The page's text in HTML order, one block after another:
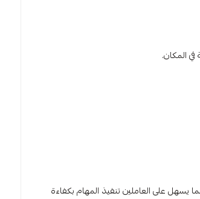
المكان.
يسهل على العاملين تنفيذ المهام بكفاءة